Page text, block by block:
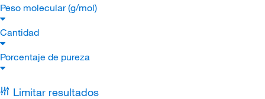
Peso molecular (g/mol)
Cantidad
Porcentaje de pureza
Limitar resultados